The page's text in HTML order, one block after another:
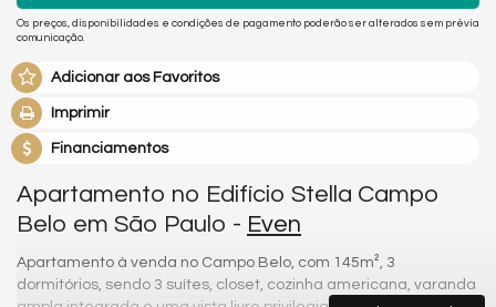
Os preços, disponibilidades e condições de pagamento poderão ser alterados sem prévia
comunicação.
Adicionar aos Favoritos
Imprimir
Financiamentos
Apartamento no Edifício Stella Campo
Belo em São Paulo - Even
Apartamento à venda no Campo Belo, com 145m², 3
dormitórios, sendo 3 suítes, closet, cozinha americana, varanda